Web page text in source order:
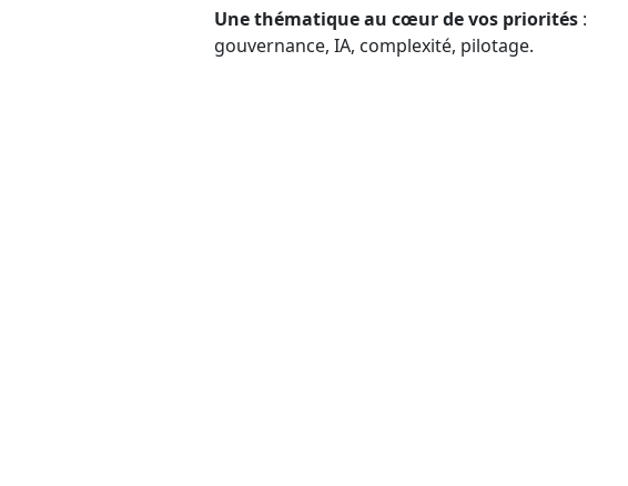
Une thématique au cœur de vos priorités :
gouvernance, IA, complexité, pilotage.